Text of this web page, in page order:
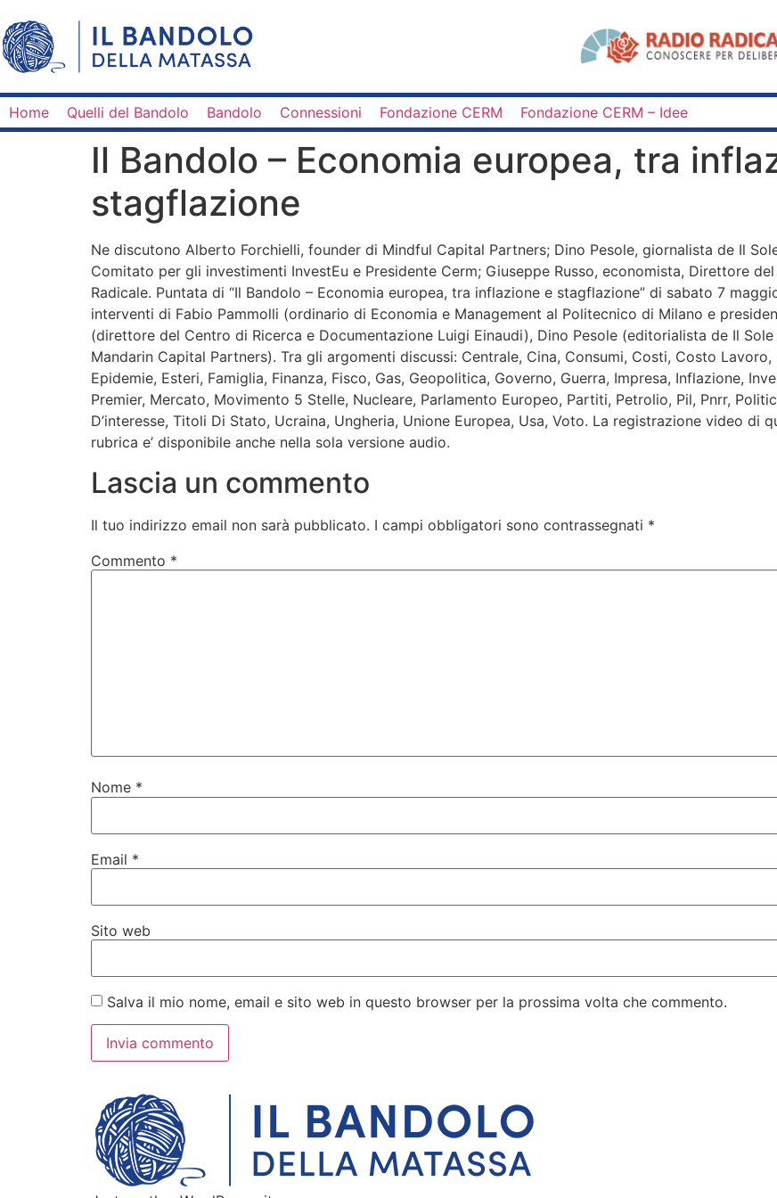
Home Quelli del Bandolo Bandolo Connessioni Fondazione CERM Fondazione CERM – Idee
Il Bandolo – Economia europea, tra
stagflazione
Ne discutono Alberto Forchielli, founder di Mindful Capital Partners; Dino Pesole, giornalista de Il
Comitato per gli investimenti InvestEu e Presidente Cerm; Giuseppe Russo, economista, Direttore
Radicale. Puntata di “Il Bandolo – Economia europea, tra inflazione e stagflazione” di sabato 7
interventi di Fabio Pammolli (ordinario di Economia e Management al Politecnico di Milano e
(direttore del Centro di Ricerca e Documentazione Luigi Einaudi), Dino Pesole (editorialista de Il
Mandarin Capital Partners). Tra gli argomenti discussi: Centrale, Cina, Consumi, Costi, Costo
Epidemie, Esteri, Famiglia, Finanza, Fisco, Gas, Geopolitica, Governo, Guerra, Impresa, Inflazione,
Premier, Mercato, Movimento 5 Stelle, Nucleare, Parlamento Europeo, Partiti, Petrolio, Pil, Pnrr,
D’interesse, Titoli Di Stato, Ucraina, Ungheria, Unione Europea, Usa, Voto. La registrazione video di
rubrica e’ disponibile anche nella sola versione audio.
Lascia un commento
Il tuo indirizzo email non sarà pubblicato. I campi obbligatori sono contrassegnati *
Commento *
Nome *
Email *
Sito web
Salva il mio nome, email e sito web in questo browser per la prossima volta che commento.